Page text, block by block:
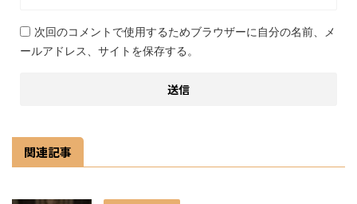
次回のコメントで使用するためブラウザーに自分の名前、メ
ールアドレス、サイトを保存する。
関連記事